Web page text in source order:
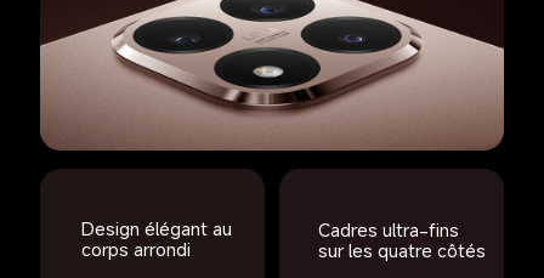
Design élégant au
corps arrondi
Cadres ultra-fins
sur les quatre côtés